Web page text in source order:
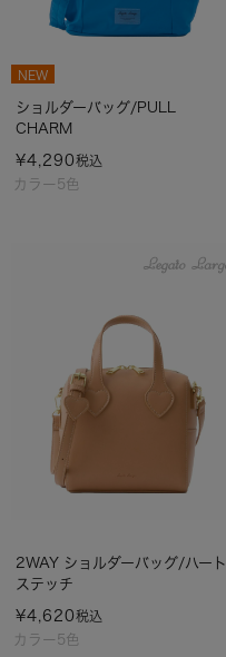
カラー5色
NEW
ショルダーバッグ/PULL
CHARM
¥4,290税込
カラー5色
2WAY ショルダーバッグ/ハート
ステッチ
¥4,620税込